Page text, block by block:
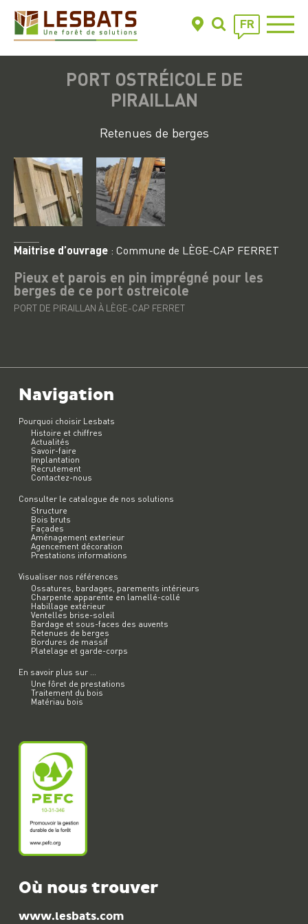
FR
PORT OSTRÉICOLE DE
PIRAILLAN
Retenues de berges
Maitrise d’ouvrage : Commune de LÈGE-CAP FERRET
Pieux et parois en pin imprégné pour les
berges de ce port ostreicole
PORT DE PIRAILLAN À LÈGE-CAP FERRET
Navigation
Pourquoi choisir Lesbats
Histoire et chiffres
Actualités
Savoir-faire
Implantation
Recrutement
Contactez-nous
Consulter le catalogue de nos solutions
Structure
Bois bruts
Façades
Aménagement exterieur
Agencement décoration
Prestations informations
Visualiser nos références
Ossatures, bardages, parements intérieurs
Charpente apparente en lamellé-collé
Habillage extérieur
Ventelles brise-soleil
Bardage et sous-faces des auvents
Retenues de berges
Bordures de massif
Platelage et garde-corps
En savoir plus sur ...
Une fôret de prestations
Traitement du bois
Matériau bois
Où nous trouver
www.lesbats.com